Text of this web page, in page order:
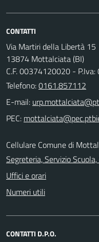
CONTATTI
Via Martiri della Libertà 15
13874 Mottalciata (BI)
C.F. 00374120020 -
Telefono:0161.857112
E-mail:
PEC:
Cellulare Comune di
Segreteria, Servizio
Uffici e orari
Numeri utili
CONTATTI D.P.O.